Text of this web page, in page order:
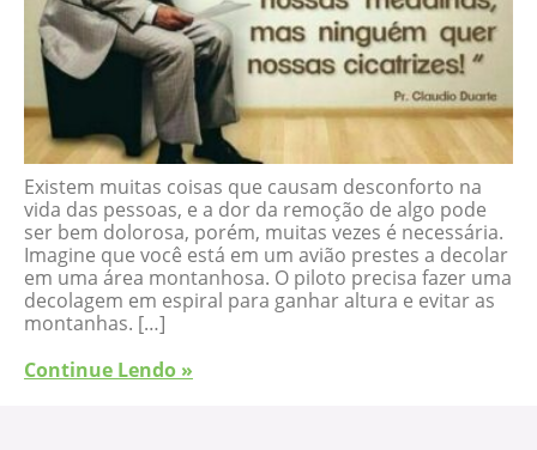
Existem muitas coisas que causam desconforto na
vida das pessoas, e a dor da remoção de algo pode
ser bem dolorosa, porém, muitas vezes é necessária.
Imagine que você está em um avião prestes a decolar
em uma área montanhosa. O piloto precisa fazer uma
decolagem em espiral para ganhar altura e evitar as
montanhas. […]
Continue Lendo »